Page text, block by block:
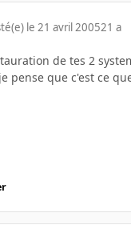
le 21 avril 200521 a
de tes 2
je pense que c'est ce